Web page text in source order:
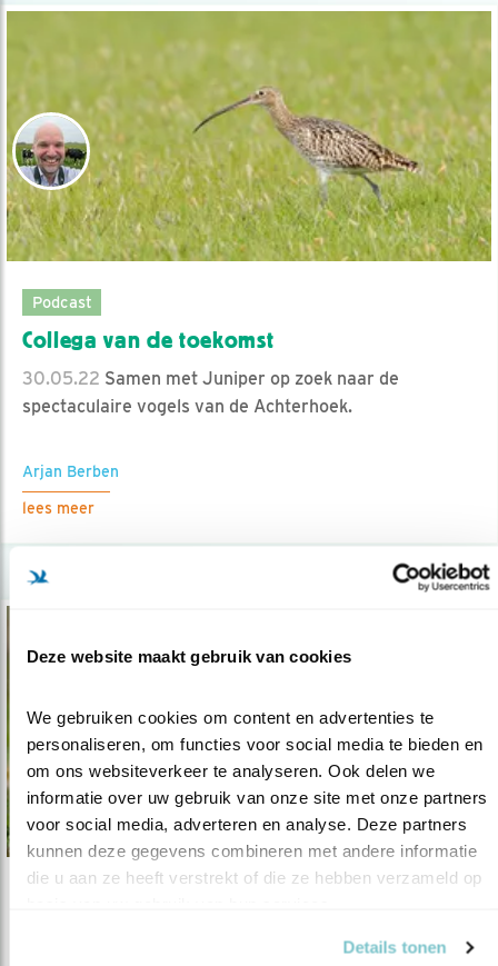
Deze website maakt gebruik van cookies
We gebruiken cookies om content en advertenties te
personaliseren, om functies voor social media te bieden en
om ons websiteverkeer te analyseren. Ook delen we
informatie over uw gebruik van onze site met onze partners
voor social media, adverteren en analyse. Deze partners
kunnen deze gegevens combineren met andere informatie
die u aan ze heeft verstrekt of die ze hebben verzameld op
Details tonen
Podcast
Collega van de toekomst
30.05.22 Samen met Juniper op zoek naar de
spectaculaire vogels van de Achterhoek.
Arjan Berben
lees meer